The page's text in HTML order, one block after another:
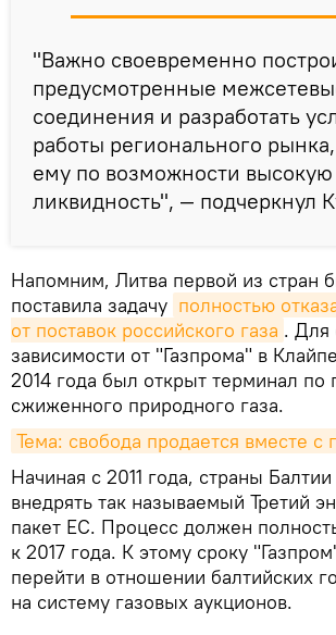
"Важно своевременно
предусмотренные
соединения и разработать
работы регионального
ему по возможности высокую
ликвидность", — подчеркнул
Напомним, Литва первой из стран
поставила задачу полностью
от поставок российского газа . Для
зависимости от "Газпрома" в
2014 года был открыт терминал по
сжиженного природного газа.
Тема: свобода продается вместе с
Начиная с 2011 года, страны
внедрять так называемый Третий
пакет ЕС. Процесс должен
к 2017 года. К этому сроку
перейти в отношении балтийских
на систему газовых аукционов.